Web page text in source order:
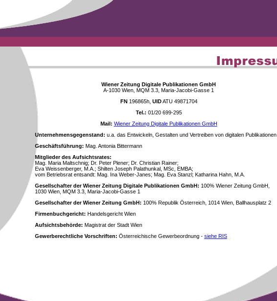
Wiener Zeitung Digitale Publikationen GmbH
A-1030 Wien, MQM 3.3, Maria-Jacobi-Gasse 1
FN196865h, UIDATU 49871704
Tel.: 01/20 699-295
Mail: Wiener Zeitung Digitale Publikationen GmbH
Unternehmensgegenstand: u.a. das Entwickeln, Gestalten und Vertreiben von digitalen Publikationen
Geschäftsführung: Mag. Antonia Bittermann
Mitglieder des Aufsichtsrates:
Mag. Maria Maltschnig; Dr. Peter Plener; Dr. Christian Rainer;
Eva Weissenberger, M.A.; Shilten Joseph Palathunkal, MSc, EMBA;
vom Betriebsrat entsandt: Mag. Ina Weber-Janes; Mag. Eva Stanzl; Katharina Hahn, M.A.
Gesellschafter der Wiener Zeitung Digitale Publikationen GmbH: 100% Wiener Zeitung GmbH,
1030 Wien, MQM 3.3, Maria-Jacobi-Gasse 1
Gesellschafter der Wiener Zeitung GmbH: 100% Republik Österreich, 1014 Wien, Ballhausplatz 2
Firmenbuchgericht: Handelsgericht Wien
Aufsichtsbehörde: Magistrat der Stadt Wien
Gewerberechtliche Vorschriften: Österreichische Gewerbeordnung - siehe RIS